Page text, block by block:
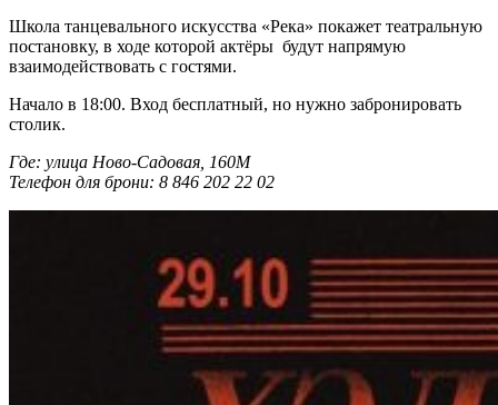
Школа танцевального искусства «Река» покажет театральную
постановку, в ходе которой актёры будут напрямую
взаимодействовать с гостями.
Начало в 18:00. Вход бесплатный, но нужно забронировать
столик.
Где: улица Ново-Садовая, 160М
Телефон для брони: 8 846 202 22 02